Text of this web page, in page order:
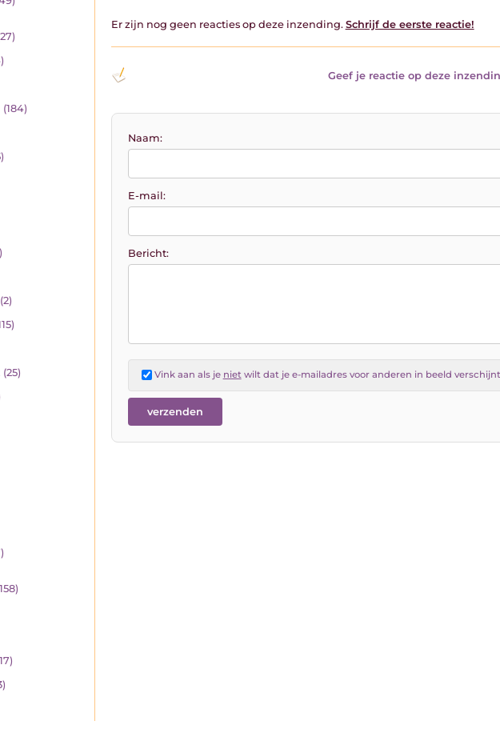
(184)
(2)
(25)
Er zijn nog geen reacties op deze inzending. Schrijf de eerste reactie!
Geef je reactie op deze
Naam:
E-mail:
Bericht:
Vink aan als je nietwilt dat je e-mailadres voor anderen in beeld verschijnt